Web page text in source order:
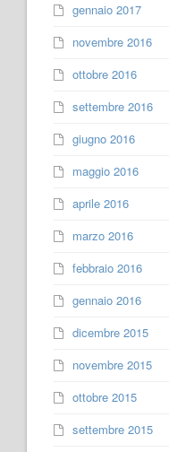
gennaio 2017
novembre 2016
ottobre 2016
settembre 2016
giugno 2016
maggio 2016
aprile 2016
marzo 2016
febbraio 2016
gennaio 2016
dicembre 2015
novembre 2015
ottobre 2015
settembre 2015